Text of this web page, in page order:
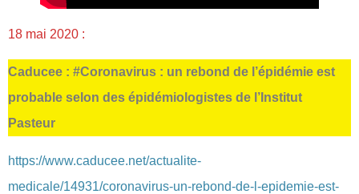
18 mai 2020 :
Caducee : #Coronavirus : un rebond de l’épidémie est
probable selon des épidémiologistes de l’Institut
Pasteur
https://www.caducee.net/actualite-
medicale/14931/coronavirus-un-rebond-de-l-epidemie-est-